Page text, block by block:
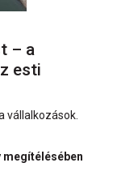
– a
esti
vállalkozások.